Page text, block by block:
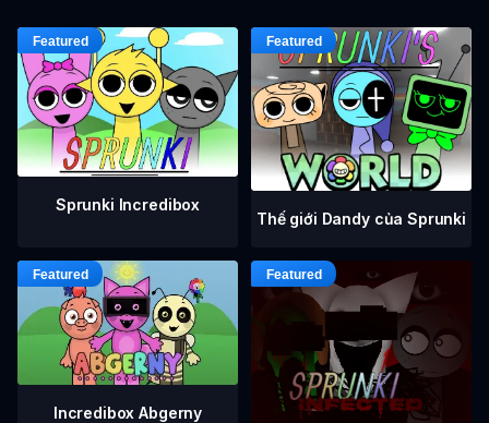
Sprunki Incredibox
Thế giới Dandy của Sprunki
Incredibox Abgerny